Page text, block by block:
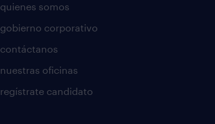
quienes somos
gobierno corporativo
contáctanos
nuestras oficinas
regístrate candidato